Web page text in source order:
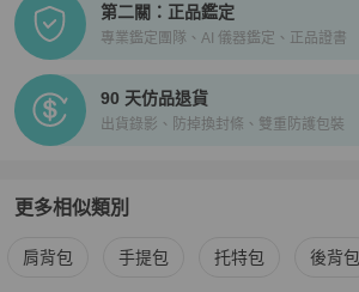
第二關：正品鑑定
專業鑑定團隊、AI 儀器鑑定、正品證書
90 天仿品退貨
出貨錄影、防掉換封條、雙重防護包裝
更多相似類別
更多Dior 相似商品推薦
肩背包 手提包 托特包 後背包